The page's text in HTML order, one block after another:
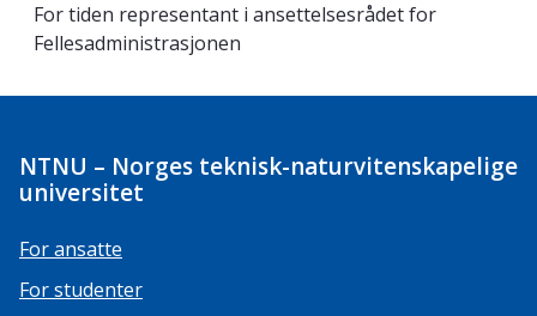
For tiden representant i ansettelsesrådet for
Fellesadministrasjonen
NTNU – Norges teknisk-naturvitenskapelige
universitet
For ansatte
For studenter